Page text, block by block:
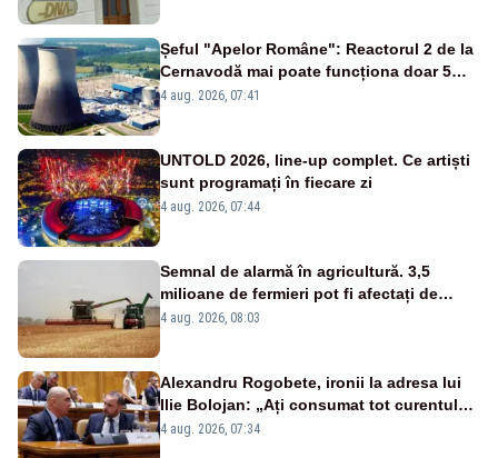
Șeful "Apelor Române": Reactorul 2 de la
Cernavodă mai poate funcționa doar 5
zile
4 aug. 2026, 07:41
UNTOLD 2026, line-up complet. Ce artiști
sunt programați în fiecare zi
4 aug. 2026, 07:44
Semnal de alarmă în agricultură. 3,5
milioane de fermieri pot fi afectați de
strategia pentru conservarea
4 aug. 2026, 08:03
Alexandru Rogobete, ironii la adresa lui
Ilie Bolojan: „Ați consumat tot curentul
urmărind șobolani imaginari”
4 aug. 2026, 07:34